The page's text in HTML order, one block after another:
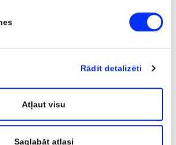
Rādīt detalizēti
Atļaut visu
Saglabāt atlasi